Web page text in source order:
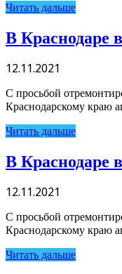
Читать дальше
В Краснодаре
12.11.2021
С просьбой
Краснодарскому краю
Читать дальше
В Краснодаре
12.11.2021
С просьбой
Краснодарскому краю
Читать дальше